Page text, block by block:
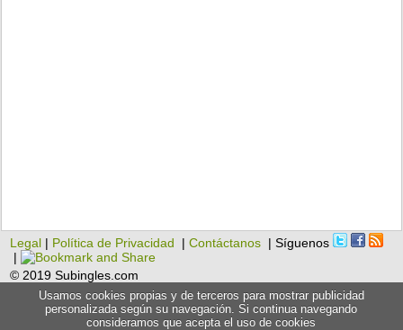
Legal | Política de Privacidad |Contáctanos | Síguenos
|
© 2019 Subingles.com
Usamos cookies propias y de terceros para mostrar publicidad
personalizada según su navegación. Si continua navegando
consideramos que acepta el uso de cookies